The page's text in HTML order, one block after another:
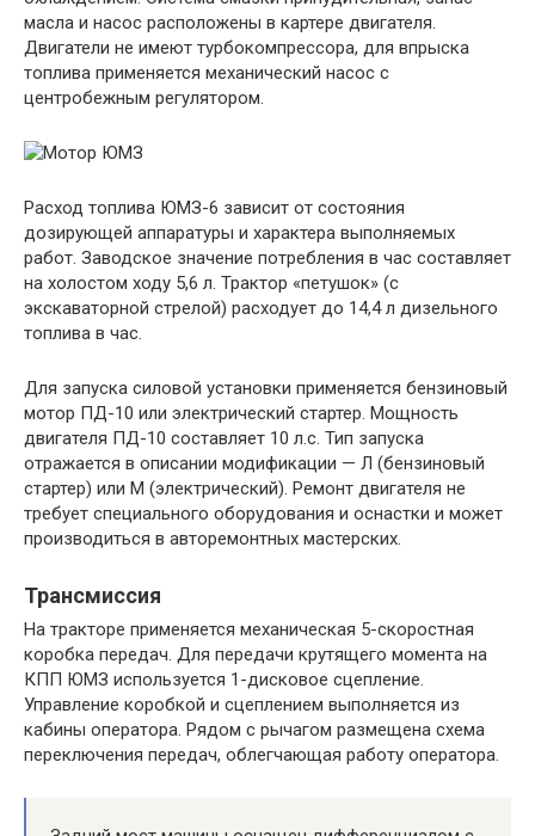
масла и насос расположены в картере двигателя.
Двигатели не имеют турбокомпрессора, для впрыска
топлива применяется механический насос с
центробежным регулятором.
Расход топлива ЮМЗ-6 зависит от состояния
дозирующей аппаратуры и характера выполняемых
работ. Заводское значение потребления в час составляет
на холостом ходу 5,6 л. Трактор «петушок» (с
экскаваторной стрелой) расходует до 14,4 л дизельного
топлива в час.
Для запуска силовой установки применяется бензиновый
мотор ПД-10 или электрический стартер. Мощность
двигателя ПД-10 составляет 10 л.с. Тип запуска
отражается в описании модификации — Л (бензиновый
стартер) или М (электрический). Ремонт двигателя не
требует специального оборудования и оснастки и может
производиться в авторемонтных мастерских.
Трансмиссия
На тракторе применяется механическая 5-скоростная
коробка передач. Для передачи крутящего момента на
КПП ЮМЗ используется 1-дисковое сцепление.
Управление коробкой и сцеплением выполняется из
кабины оператора. Рядом с рычагом размещена схема
переключения передач, облегчающая работу оператора.